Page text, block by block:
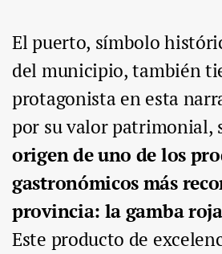
El puerto, símbolo
del municipio, también
protagonista en esta
por su valor patrimonial,
origen de uno de los
gastronómicos más
provincia: la gamba
Este producto de